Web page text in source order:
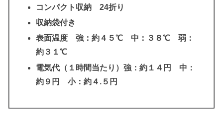
コンパクト収納 24折り
収納袋付き
表面温度 強：約４５℃ 中：３８℃ 弱：
約３１℃
電気代（１時間当たり）強：約１４円 中：
約９円 小：約４.５円